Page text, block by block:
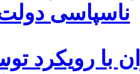
ناسپاسی
با رویکرد